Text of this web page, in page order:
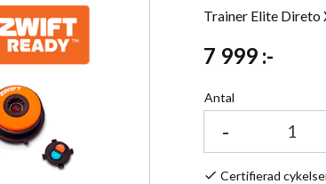
Trainer Elite Direto
7 999:-
Antal
-
Certifierad